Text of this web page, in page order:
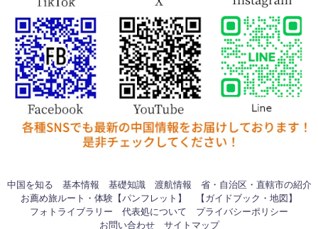
中国を知る 基本情報 基礎知識 渡航情報
省・自治区・直轄市の紹介
お薦め旅ルート・体験【パンフレット】
【ガイドブック・地図】
フォトライブラリー
代表処について
プライバシーポリシー
お問い合わせ
サイトマップ